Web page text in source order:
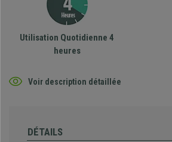
Utilisation Quotidienne 4
heures
Voir description détaillée
DÉTAILS